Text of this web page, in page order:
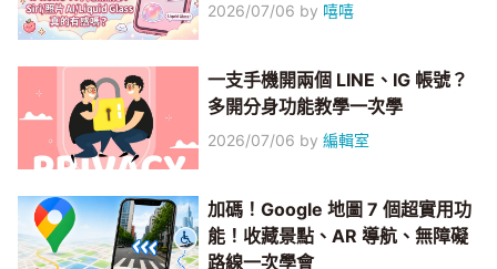
2026/07/06 by 嘻嘻
一支手機開兩個 LINE、IG 帳號？
多開分身功能教學一次學
2026/07/06 by編輯室
加碼！Google 地圖 7 個超實用功
能！收藏景點、AR 導航、無障礙
路線一次學會